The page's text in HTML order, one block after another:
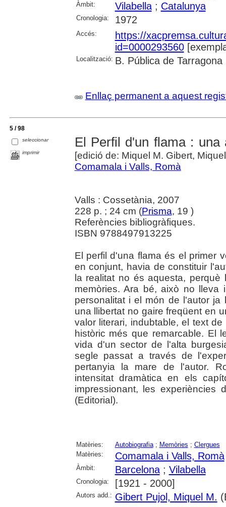
Àmbit: Vilabella; Catalunya
Cronologia: 1972
Accés:
https://
id=0000293560
Localització: B. Pública de Tarragona
Enllaç permanent a aquest
5 / 98
seleccionar
imprimir
El Perfil d'un flama : una
[edició de: Miquel M. Gibert,
Comamala i Valls, Romà
Valls : Cossetània, 2007
228 p. ; 24 cm (Prisma, 19 )
Referències bibliogràfiques.
ISBN 9788497913225
El perfil d'una flama és el primer
en conjunt, havia de constituir
la realitat no és aquesta,
memòries. Ara bé, això no lleva
personalitat i el món de l'autor ja
una llibertat no gaire freqüent en
valor literari, indubtable, el text
històric més que remarcable. El
vida d'un sector de l'alta
segle passat a través de
pertanyia la mare de l'autor.
intensitat dramàtica en els
impressionant, les
(Editorial).
Matèries: Autobiografia; Memòries ; Clergues
Matèries:
Comamala i Valls, Romà
Àmbit: Barcelona; Vilabella
Cronologia: [1921 - 2000]
Autors add.: Gibert Pujol, Miquel M.